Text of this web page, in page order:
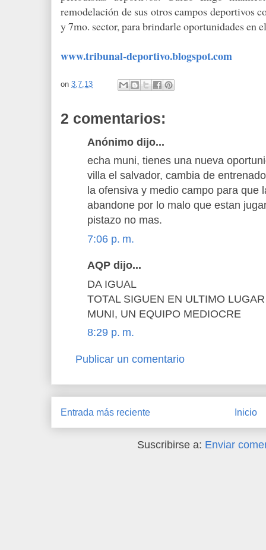
remodelación de sus otros campos deportivos
y 7mo. sector, para brindarle oportunidades en
www.tribunal-deportivo.blogspot.com
on 3.7.13
2 comentarios:
Anónimo dijo...
echa muni, tienes una nueva
villa el salvador, cambia de
la ofensiva y medio campo para que
abandone por lo malo que estan
pistazo no mas.
7:06 p. m.
AQP dijo...
DA IGUAL
TOTAL SIGUEN EN ULTIMO LUGAR
MUNI, UN EQUIPO MEDIOCRE
8:29 p. m.
Publicar un comentario
Entrada más reciente Inicio
Suscribirse a: Enviar